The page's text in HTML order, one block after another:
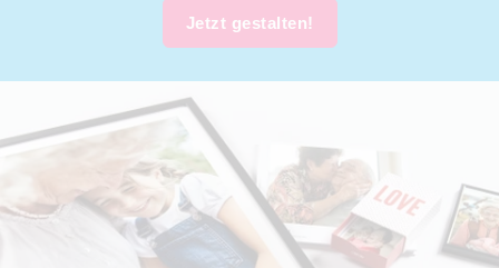
Jetzt gestalten!